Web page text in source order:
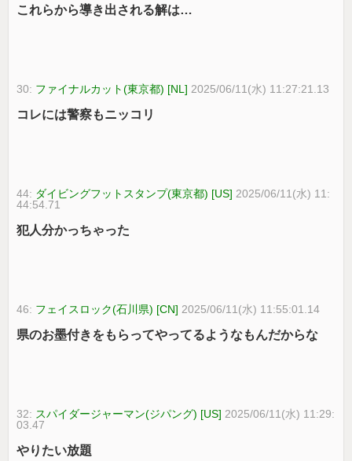
これらから導き出される解は…
30: ファイナルカット(東京都) [NL] 2025/06/11(水) 11:27:21.13
コレには警察もニッコリ
44: ダイビングフットスタンプ(東京都) [US] 2025/06/11(水) 11:
44:54.71
犯人分かっちゃった
46: フェイスロック(石川県) [CN] 2025/06/11(水) 11:55:01.14
県のお墨付きをもらってやってるようなもんだからな
32: スパイダージャーマン(ジパング) [US] 2025/06/11(水) 11:29:
03.47
やりたい放題